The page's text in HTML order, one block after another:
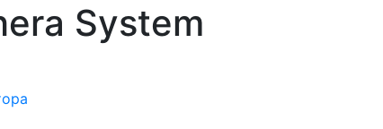
System